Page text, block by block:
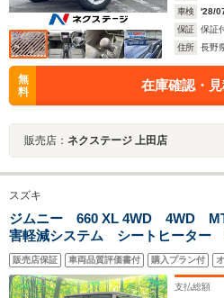
車検
'28/
保証
保証
住所
長野
無
料
在庫確認・
販売店： ネクステージ 上田店
スズキ
ジムニー 660 XL 4WD 4WD
害軽減システム シートヒータ
トキー 純正16インチアルミ オ
逸脱警報 オートライト オート
ーガラス
販売店保証 車両品質評価書付 購入プラン付
支払総額